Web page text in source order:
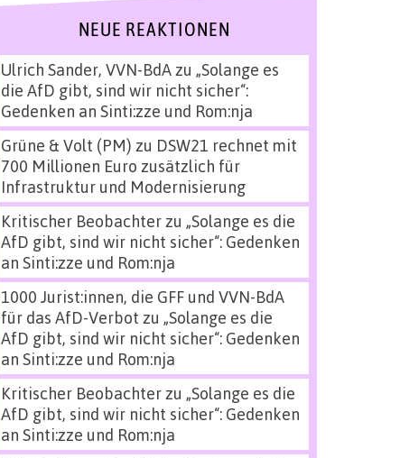
NEUE REAKTIONEN
Ulrich Sander, VVN-BdAzu „Solange es
die AfD gibt, sind wir nicht sicher“:
Gedenken an Sinti:zze und Rom:nja
Grüne & Volt (PM) zu DSW21 rechnet mit
700 Millionen Euro zusätzlich für
Infrastruktur und Modernisierung
Kritischer Beobachterzu „Solange es die
AfD gibt, sind wir nicht sicher“: Gedenken
an Sinti:zze und Rom:nja
1000 Jurist:innen, die GFF und VVN-BdA
für das AfD-Verbot zu „Solange es die
AfD gibt, sind wir nicht sicher“: Gedenken
an Sinti:zze und Rom:nja
Kritischer Beobachterzu „Solange es die
AfD gibt, sind wir nicht sicher“: Gedenken
an Sinti:zze und Rom:nja